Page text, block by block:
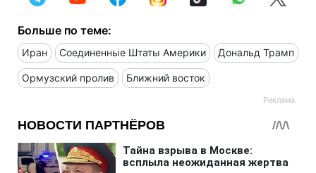
Больше по теме:
Иран Соединенные Штаты Америки Дональд Трамп
Ормузский пролив Ближний восток